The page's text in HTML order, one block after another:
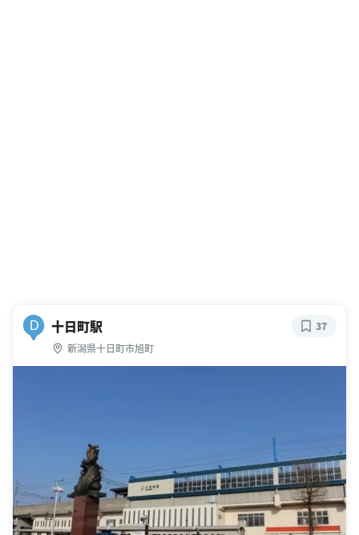
D 十日町駅
新潟県十日町市旭町
37